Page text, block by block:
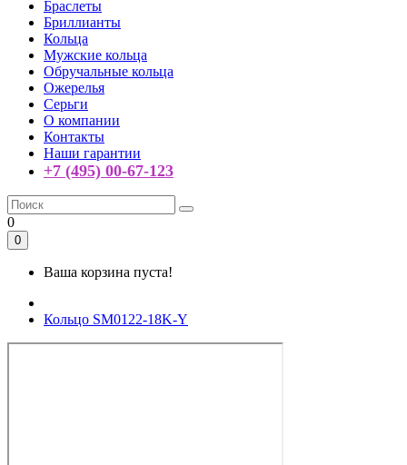
Браслеты
Бриллианты
Кольца
Мужские кольца
Обручальные кольца
Ожерелья
Серьги
О компании
Контакты
Наши гарантии
+7 (495) 00-67-123
0
0
Ваша корзина пуста!
Кольцо SM0122-18K-Y